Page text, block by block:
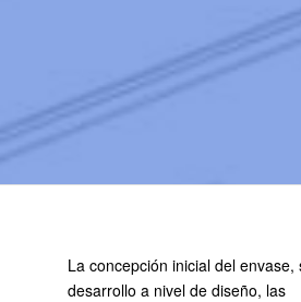
La concepción inicial del envase,
desarrollo a nivel de diseño, las